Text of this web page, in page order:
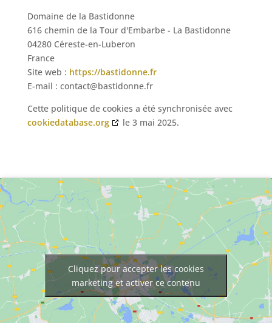
Domaine de la Bastidonne
616 chemin de la Tour d'Embarbe - La Bastidonne
04280 Céreste-en-Luberon
France
Site web : https://bastidonne.fr
E-mail : contact@bastidonne.fr
Cette politique de cookies a été synchronisée avec
cookiedatabase.org
le 3 mai 2025.
Cliquez pour accepter les cookies
marketing et activer ce contenu